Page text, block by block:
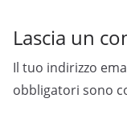
Lascia un
Il tuo indirizzo
obbligatori sono